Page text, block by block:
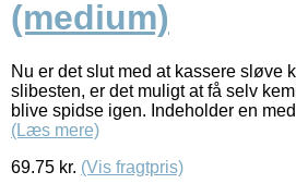
(medium)
Nu er det slut med at kassere sløve
slibesten, er det muligt at få selv
blive spidse igen. Indeholder en
(Læs mere)
69.75 kr. (Vis fragtpris)